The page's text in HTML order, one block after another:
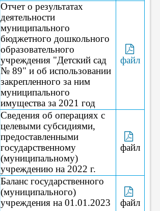
Отчет о результатах
деятельности
муниципального
бюджетного дошкольного
образовательного
учреждения "Детский сад
№ 89" и об использовании
закрепленного за ним
муниципального
имущества за 2021 год
файл
Сведения об операциях с
целевыми субсидиями,
предоставленными
государственному
(муниципальному)
учреждению на 2022 г.
файл
Баланс государственного
(муниципального)
учреждения на 01.01.2023
файл